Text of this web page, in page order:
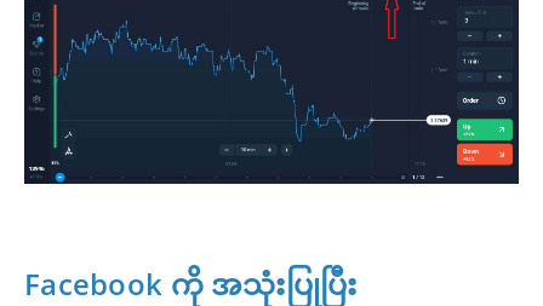
Facebook ကို အသုံးပြုပြီး